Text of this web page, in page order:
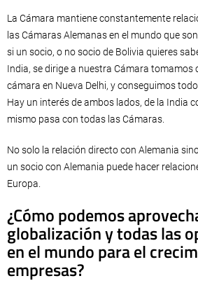
La Cámara mantiene constantemente
las Cámaras Alemanas en el mundo que
si un socio, o no socio de Bolivia quieres
India, se dirige a nuestra Cámara tomamos
cámara en Nueva Delhi, y conseguimos
Hay un interés de ambos lados, de la India
mismo pasa con todas las Cámaras.
No solo la relación directo con Alemania
un socio con Alemania puede hacer
Europa.
¿Cómo podemos
globalización y todas las
en el mundo para el
empresas?